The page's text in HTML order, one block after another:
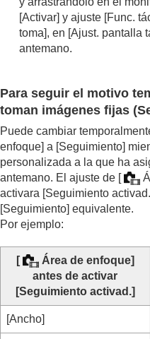
[Activar] y ajuste [Func.
toma], en [Ajust. pantalla
antemano.
Para seguir el motivo
toman imágenes fijas (
Puede cambiar
enfoque] a [Seguimiento]
personalizada a la que ha
antemano. El ajuste de [
activara [Seguimiento
[Seguimiento] equivalente.
Por ejemplo:
[
Área de enfoque]
antes de activar
[Seguimiento activad.]
[Ancho]